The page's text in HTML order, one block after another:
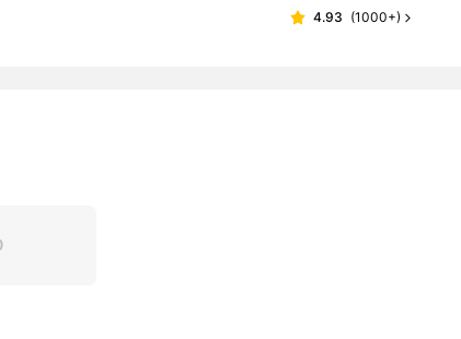
4.93 (1000+)